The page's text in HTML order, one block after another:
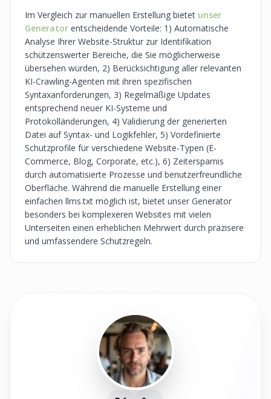
Im Vergleich zur manuellen Erstellung bietet unser
Generator entscheidende Vorteile: 1) Automatische
Analyse Ihrer Website-Struktur zur Identifikation
schützenswerter Bereiche, die Sie möglicherweise
übersehen würden, 2) Berücksichtigung aller relevanten
KI-Crawling-Agenten mit ihren spezifischen
Syntaxanforderungen, 3) Regelmäßige Updates
entsprechend neuer KI-Systeme und
Protokolländerungen, 4) Validierung der generierten
Datei auf Syntax- und Logikfehler, 5) Vordefinierte
Schutzprofile für verschiedene Website-Typen (E-
Commerce, Blog, Corporate, etc.), 6) Zeitersparnis
durch automatisierte Prozesse und benutzerfreundliche
Oberfläche. Während die manuelle Erstellung einer
einfachen llms.txt möglich ist, bietet unser Generator
besonders bei komplexeren Websites mit vielen
Unterseiten einen erheblichen Mehrwert durch präzisere
und umfassendere Schutzregeln.